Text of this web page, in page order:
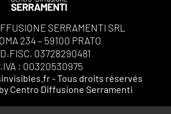
SERRAMENTI SRL
234 – 59100 PRATO
03728290481
: 00320530975
- Tous droits réservés
Centro Diffusione Serramenti